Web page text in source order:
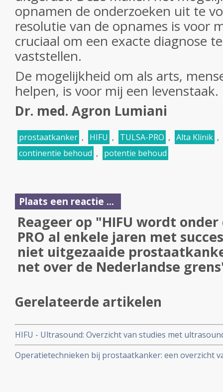
opnamen de onderzoeken uit te
resolutie van de opnames is voor
cruciaal om een exacte diagnose
vaststellen.
De mogelijkheid om als arts,
helpen, is voor mij een levenstaak.
Dr. med. Agron Lumiani
prostaatkanker , HIFU , TULSA-PRO , Alta Klinik ,
continentie behoud , potentie behoud
Plaats een reactie ...
Reageer op "HIFU wordt onder
PRO al enkele jaren met
niet uitgezaaide
net over de Nederlandse
Gerelateerde artikelen
HIFU - Ultrasound: Overzicht van studies met
welke als operatietechniek net zo effectief is dan
Operatietechnieken bij prostaatkanker: een overzicht